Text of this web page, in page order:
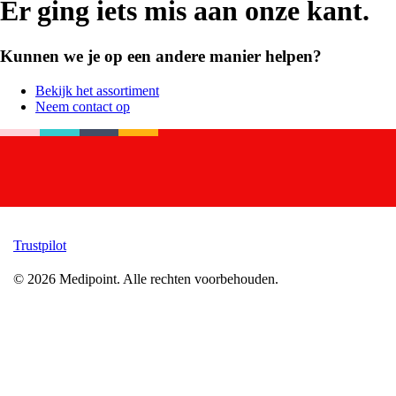
Er ging iets mis aan onze kant.
Kunnen we je op een andere manier helpen?
Bekijk het assortiment
Neem contact op
Trustpilot
© 2026 Medipoint. Alle rechten voorbehouden.